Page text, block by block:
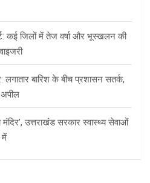
कई जिलों में तेज वर्षा और भूस्खलन की
लगातार बारिश के बीच प्रशासन सतर्क,
मंदिर’, उत्तराखंड सरकार स्वास्थ्य सेवाओं
में